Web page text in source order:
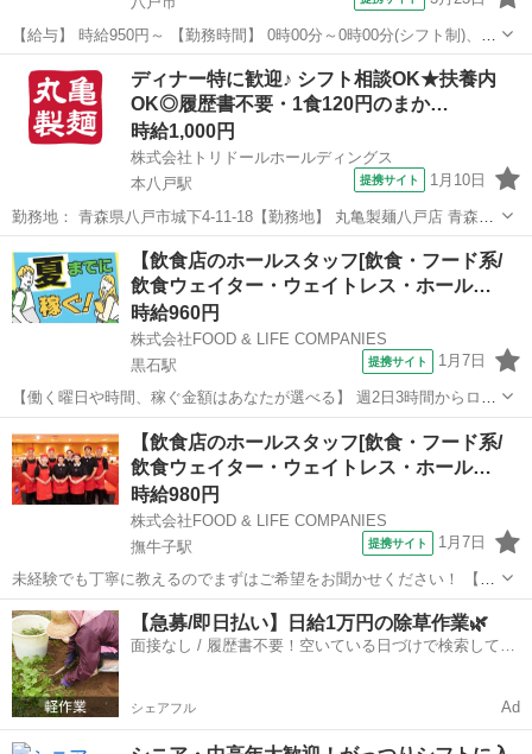
【給与】 時給950円～ 【勤務時間】 0時00分～0時00分(シフト制)、1
日2時間 週2日 から応相談 【お仕事内容】 【仕事内容】 ◆すき家スタ
ッフ募集◆ 【お仕事内容】 ◎接客 ◎調理 ◎販売 ◎金銭管理 ◎清...
青森 八戸市 レストラン
ディナー特に歓迎♪ シフト相談OK★扶養内
OK◎履歴書不要・1食120円のまか…
時給1,000円
株式会社トリドールホールディングス
本八戸駅
提携サイト 1月10日
勤務地： 青森県八戸市城下4-11-18【勤務地】 丸亀製麺八戸店 青森県
八戸市城下4-11-18 【交通】 R45（八戸北バイパス）沿い、「本八戸」
駅約9分 本八戸駅 徒歩9分 週勤務日時： 週2日~週5日 10:00...
青森 八戸市 本八戸駅 レストラン
【飲食店のホールスタッフ[飲食・フード系/
飲食ウェイター・ウェイトレス・ホール…
時給960円
株式会社FOOD & LIFE COMPANIES
黒石駅
提携サイト 1月7日
【働く曜日や時間、稼ぐ金額はあなたが選べる】 週2日3時間からロン
グシフトまで選べます！ スキマ時間に働くもジャンジャン稼ぐもOK
マニュアル完備！未経験でも安心の働きやすさ！ ■ホール お客さまの
お席へのご案内、お会計、...
青森 黒石市 黒石駅
【飲食店のホールスタッフ[飲食・フード系/
飲食ウェイター・ウェイトレス・ホール…
時給980円
株式会社FOOD & LIFE COMPANIES
撫牛子駅
提携サイト 1月7日
未経験でも丁寧に教えるのでまずはご希望をお聞かせください！ 【ホ
ール】 お客さまのお席へのご案内、お会計、片付けがメインのお仕事
です。 基本的にお客さま自身がテーブルのタッチパネルでお客さま自
身で注文し、運ばれてきたおすし...
青森 弘前市 撫牛子駅 レストラン
【急募/即日払い】日給1万円の除草作業🌿
面接なし / 履歴書不要！空いている日づけで検索して即
シェアフル Ad